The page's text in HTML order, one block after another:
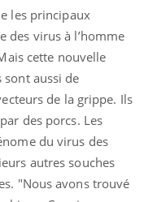
les principaux
des virus à l’homme
cette nouvelle
sont aussi de
de la grippe. Ils
des porcs. Les
du virus des
autres souches
"Nous avons trouvé